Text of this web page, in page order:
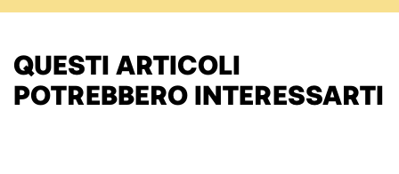
QUESTI ARTICOLI
POTREBBERO INTERESSARTI